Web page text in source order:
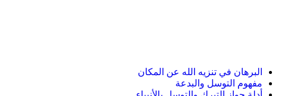
البرهان في تنزيه الله عن المكان
مفهوم التوسل والبدعة